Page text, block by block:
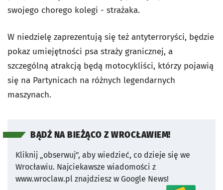
swojego chorego kolegi - strażaka.
W niedzielę zaprezentują się też antyterroryści, będzie
pokaz umiejętności psa straży granicznej, a
szczególną atrakcją będą motocykliści, którzy pojawią
się na Partynicach na różnych legendarnych
maszynach.
BĄDŹ NA BIEŻĄCO Z WROCŁAWIEM!
Kliknij „obserwuj”, aby wiedzieć, co dzieje się we
Wrocławiu. Najciekawsze wiadomości z
www.wroclaw.pl znajdziesz w Google News!